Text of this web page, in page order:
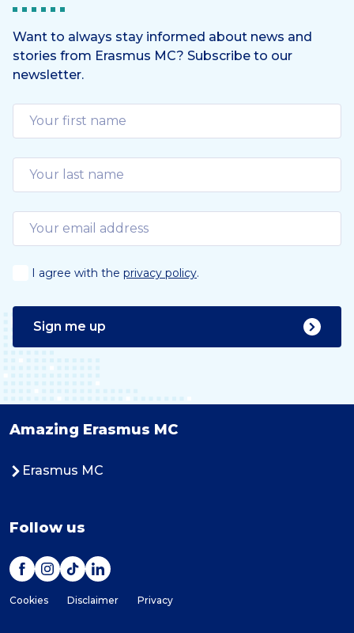
Want to always stay informed about news and
stories from Erasmus MC? Subscribe to our
newsletter.
I agree with the privacy policy.
Sign me up
Amazing Erasmus MC
Erasmus MC
Follow us
Cookies Disclaimer Privacy